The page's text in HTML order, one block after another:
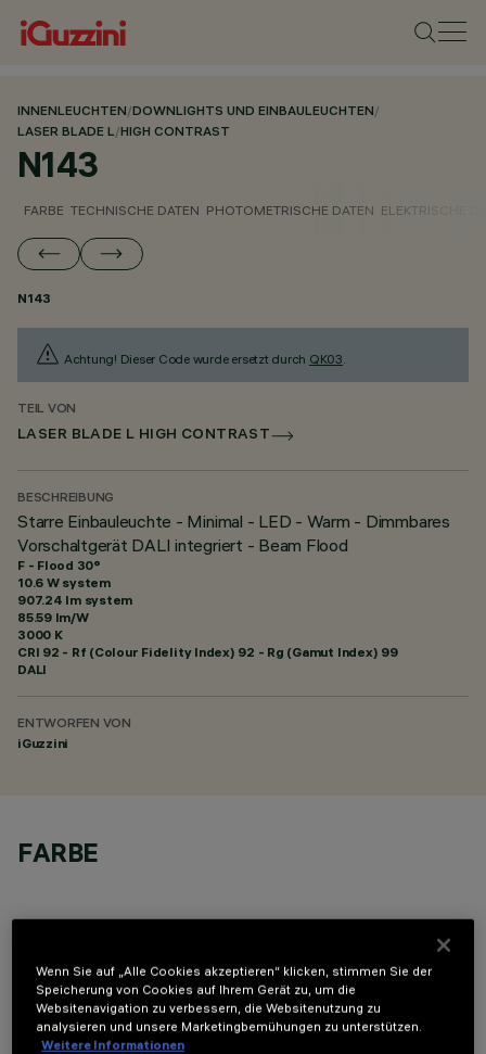
INNENLEUCHTEN/DOWNLIGHTS UND EINBAULEUCHTEN/
LASER BLADE L/HIGH CONTRAST
N143
FARBE TECHNISCHE DATEN PHOTOMETRISCHE DATEN ELEKTRISCHE
N143
Achtung! Dieser Code wurde ersetzt durch QK03.
TEIL VON
LASER BLADE L HIGH CONTRAST
BESCHREIBUNG
Starre Einbauleuchte - Minimal - LED - Warm - Dimmbares
Vorschaltgerät DALI integriert - Beam Flood
F - Flood 30°
10.6 W system
907.24 lm system
85.59 lm/W
3000 K
CRI 92 - Rf (Colour Fidelity Index) 92 - Rg (Gamut Index) 99
DALI
ENTWORFEN VON
iGuzzini
FARBE
TECHNISCHE DATEN
LETZTES UPDATE: 01.08.2026
Wenn Sie auf „Alle Cookies akzeptieren“ klicken, stimmen Sie der
Speicherung von Cookies auf Ihrem Gerät zu, um die
Websitenavigation zu verbessern, die Websitenutzung zu
analysieren und unsere Marketingbemühungen zu unterstützen.
Weitere Informationen